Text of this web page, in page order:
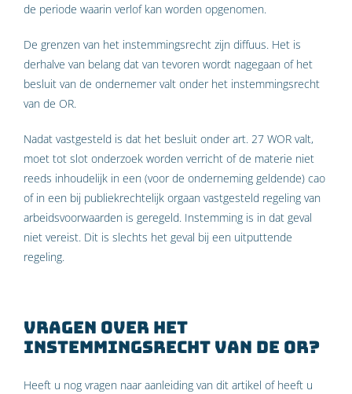
de periode waarin verlof kan worden opgenomen.
De grenzen van het instemmingsrecht zijn diffuus. Het is
derhalve van belang dat van tevoren wordt nagegaan of het
besluit van de ondernemer valt onder het instemmingsrecht
van de OR.
Nadat vastgesteld is dat het besluit onder art. 27 WOR valt,
moet tot slot onderzoek worden verricht of de materie niet
reeds inhoudelijk in een (voor de onderneming geldende) cao
of in een bij publiekrechtelijk orgaan vastgesteld regeling van
arbeidsvoorwaarden is geregeld. Instemming is in dat geval
niet vereist. Dit is slechts het geval bij een uitputtende
regeling.
Vragen over het
instemmingsrecht van de OR?
Heeft u nog vragen naar aanleiding van dit artikel of heeft u